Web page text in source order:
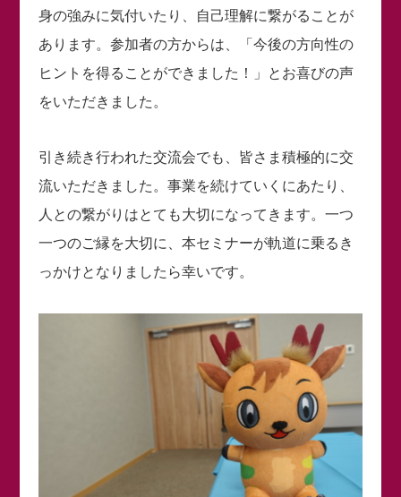
身の強みに気付いたり、自己理解に繋がることが
あります。参加者の方からは、「今後の方向性の
ヒントを得ることができました！」とお喜びの声
をいただきました。
引き続き行われた交流会でも、皆さま積極的に交
流いただきました。事業を続けていくにあたり、
人との繋がりはとても大切になってきます。一つ
一つのご縁を大切に、本セミナーが軌道に乗るき
っかけとなりましたら幸いです。